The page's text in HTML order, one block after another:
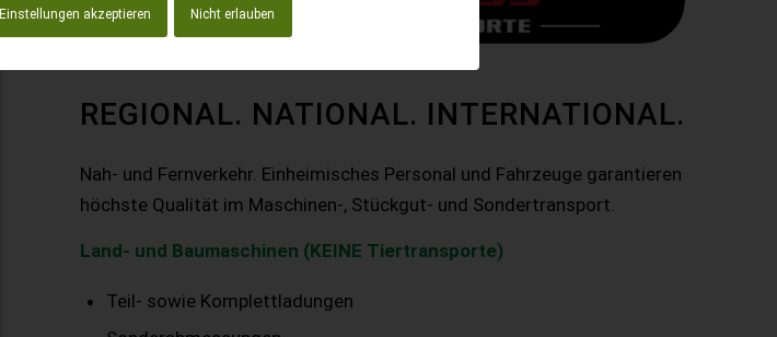
Einstellungen akzeptieren Nicht erlauben
REGIONAL. NATIONAL. INTERNATIONAL.
Nah- und Fernverkehr. Einheimisches Personal und Fahrzeuge garantieren
höchste Qualität im Maschinen-, Stückgut- und Sondertransport.
Land- und Baumaschinen (KEINE Tiertransporte)
Teil- sowie Komplettladungen